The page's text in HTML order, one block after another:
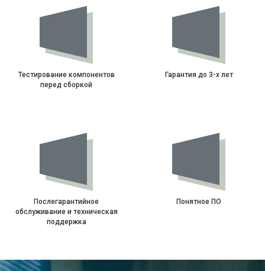
Тестирование компонентов
перед сборкой
Гарантия до 3-х лет
Послегарантийное
обслуживание и техническая
поддержка
Понятное ПО